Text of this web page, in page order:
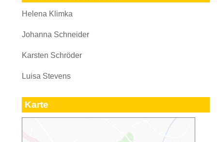
Helena Klimka
Johanna Schneider
Karsten Schröder
Luisa Stevens
Karte